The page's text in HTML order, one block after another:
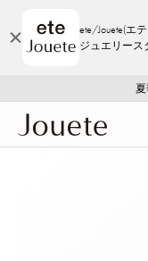
ete/Jouete(エ
ジュエリース
ご注文いた
ご注文いた